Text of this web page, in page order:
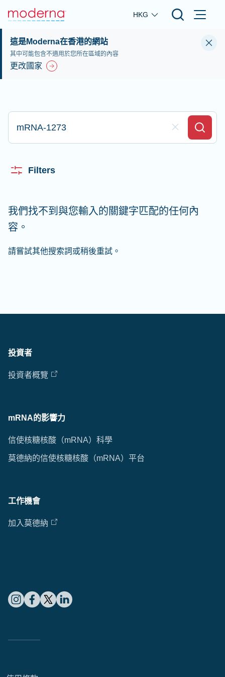
Skip to main content
HKG
這是Moderna在香港的網站
其中可能包含不適用於您所在區域的內容
更改國家
輸入並搜尋
Clear Field
Search
Filters
我們找不到與您輸入的關鍵字匹配的任何內
容。
請嘗試其他搜索詞或稍後重試。
投資者
投資者概覽
mRNA的影響力
信使核糖核酸（mRNA）科學
莫德納的信使核糖核酸（mRNA）平台
工作機會
加入莫德納